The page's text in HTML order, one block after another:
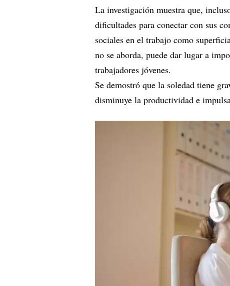
La investigación muestra que,
dificultades para conectar con sus
sociales en el trabajo como
no se aborda, puede dar lugar a
trabajadores jóvenes.
Se demostró que la soledad tiene
disminuye la productividad e